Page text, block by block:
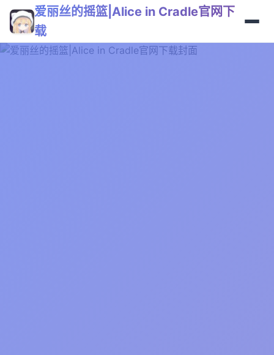
爱丽丝的摇篮|Alice in Cradle官网下
载